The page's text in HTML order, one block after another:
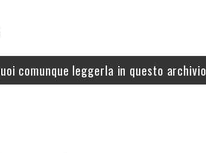
comunque leggerla in questo archivio